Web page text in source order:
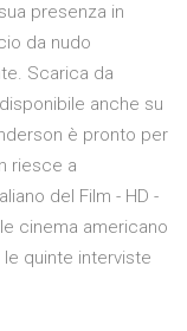
presenza in
da nudo
Scarica da
anche su
è pronto per
riesce a
del Film - HD -
cinema americano
quinte interviste